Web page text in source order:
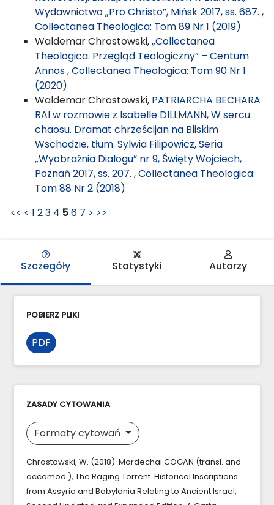
Wydawnictwo „Pro Christo”, Mińsk 2017, ss. 687. ,
Collectanea Theologica: Tom 89 Nr 1 (2019)
Waldemar Chrostowski,„Collectanea
Theologica. Przegląd Teologiczny” – Centum
Annos,Collectanea Theologica: Tom 90 Nr 1
(2020)
Waldemar Chrostowski, PATRIARCHA BECHARA
RAI w rozmowie z Isabelle DILLMANN, W sercu
chaosu. Dramat chrześcijan na Bliskim
Wschodzie, tłum. Sylwia Filipowicz, Seria
„Wyobraźnia Dialogu” nr 9, Święty Wojciech,
Poznań 2017, ss. 207. ,Collectanea Theologica:
Tom 88 Nr 2 (2018)
<< < 1 23 4 56 7 > >>
Szczegóły Statystyki Autorzy
POBIERZ PLIKI
PDF
ZASADY CYTOWANIA
Formaty cytowań
Chrostowski, W. (2018). Mordechai COGAN (transl. and
accomod.), The Raging Torrent. Historical Inscriptions
from Assyria and Babylonia Relating to Ancient Israel,